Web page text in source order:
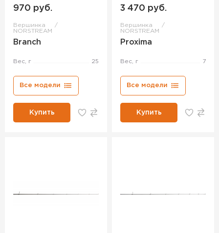
970 руб.
Вершинка
NORSTREAM
Branch
Вес, г 25
Все модели
Купить
3 470 руб.
Вершинка
NORSTREAM
Proxima
Вес, г 7
Все модели
Купить